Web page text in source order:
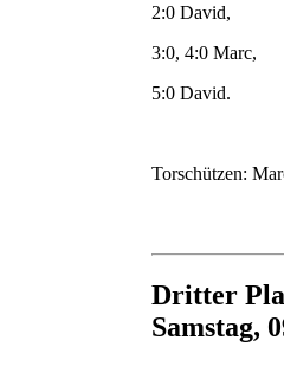
2:0 David,
3:0, 4:0 Marc,
5:0 David.
Torschützen:
Dritter
Samstag,